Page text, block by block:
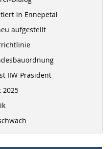
in Ennepetal
aufgestellt
IIW-Präsident
2025